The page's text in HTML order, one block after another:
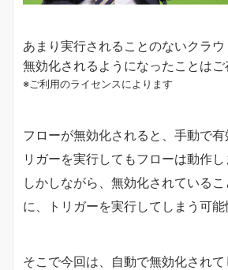
あまり実行されることのないクラ
無効化されるようになったことはご
※ご利用のライセンスによります
フローが無効化されると、手動で有
リガーを実行してもフローは動作し
しかしながら、無効化されている
に、トリガーを実行してしまう可
そこで今回は、自動で無効化され